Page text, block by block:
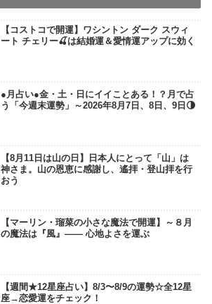
【コストコで開運】ワシントン ダーク スウィ
ート チェリー🍒は結婚運＆愛情運アップに効く
●月占い●金・土・日にイイことある！？月で占
う「今週末運勢」～2026年8月7日、8日、9日🌗
【8月11日は山の日】日本人にとって「山」は
神さま。山の恩恵に感謝し、遙拝・登山拝を行
おう
【マーリン・瑠菜の小さな魔法で開運】～８月
の魔法は『風』―― 心地よさを運ぶ
【週間★12星座占い】8/3〜8/9の運勢☆全12星
座→恋愛運をチェック！